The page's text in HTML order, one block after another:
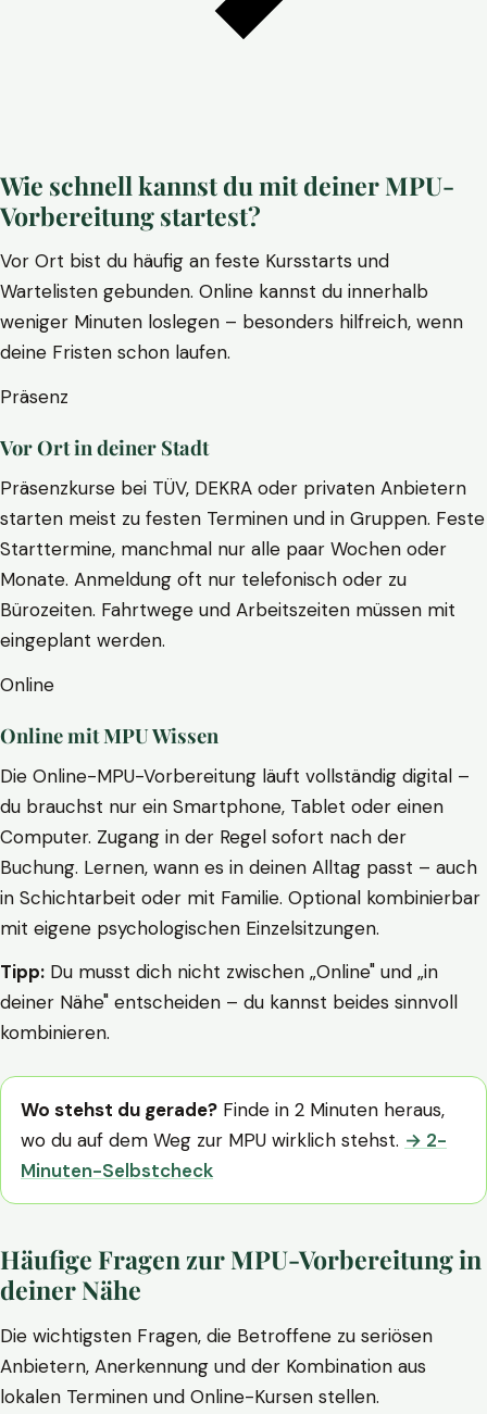
Wie schnell kannst du mit deiner MPU-
Vorbereitung startest?
Vor Ort bist du häufig an feste Kursstarts und
Wartelisten gebunden. Online kannst du innerhalb
weniger Minuten loslegen – besonders hilfreich, wenn
deine Fristen schon laufen.
Präsenz
Vor Ort in deiner Stadt
Präsenzkurse bei TÜV, DEKRA oder privaten Anbietern
starten meist zu festen Terminen und in Gruppen. Feste
Starttermine, manchmal nur alle paar Wochen oder
Monate. Anmeldung oft nur telefonisch oder zu
Bürozeiten. Fahrtwege und Arbeitszeiten müssen mit
eingeplant werden.
Online
Online mit MPU Wissen
Die Online-MPU-Vorbereitung läuft vollständig digital –
du brauchst nur ein Smartphone, Tablet oder einen
Computer. Zugang in der Regel sofort nach der
Buchung. Lernen, wann es in deinen Alltag passt – auch
in Schichtarbeit oder mit Familie. Optional kombinierbar
mit eigene psychologischen Einzelsitzungen.
Tipp: Du musst dich nicht zwischen „Online" und „in
deiner Nähe" entscheiden – du kannst beides sinnvoll
kombinieren.
Wo stehst du gerade? Finde in 2 Minuten heraus,
wo du auf dem Weg zur MPU wirklich stehst. → 2-
Minuten-Selbstcheck
Häufige Fragen zur MPU-Vorbereitung in
deiner Nähe
Die wichtigsten Fragen, die Betroffene zu seriösen
Anbietern, Anerkennung und der Kombination aus
lokalen Terminen und Online-Kursen stellen.